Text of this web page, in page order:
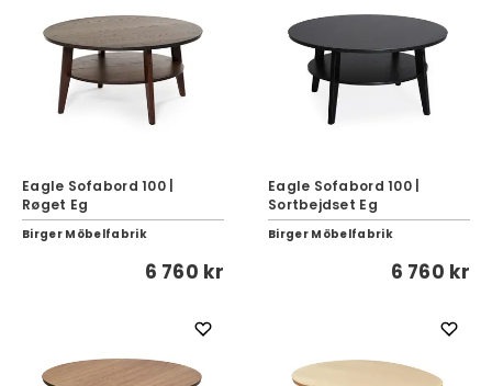
Eagle Sofabord 100 |
Røget Eg
Birger Möbelfabrik
6 760 kr
Eagle Sofabord 100 |
Sortbejdset Eg
Birger Möbelfabrik
6 760 kr